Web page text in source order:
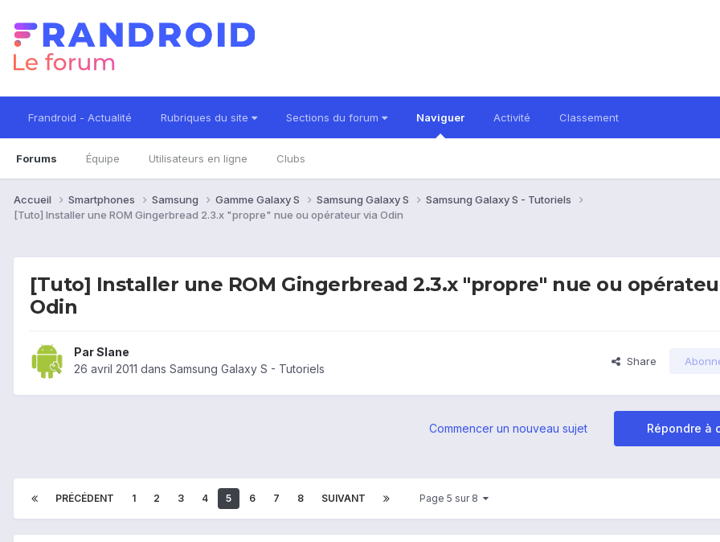
Frandroid - Actualité Rubriques du site Sections du forum Naviguer
Forums Équipe Utilisateurs en ligne Clubs
Activité Classement
Accueil Smartphones Samsung Gamme Galaxy S Samsung Galaxy S
Samsung Galaxy S - Tutoriels
[Tuto] Installer une ROM Gingerbread 2.3.x "propre" nue ou opérateur via Odin
[Tuto] Installer une ROM Gingerbread 2.3.x "propre" nue ou
Odin
ParSlane
26 avril 2011 dans Samsung Galaxy S - Tutoriels
Share
Répondre à
Commencer un nouveau sujet
PRÉCÉDENT 1 2 3 4 5 6 7 8 SUIVANT Page 5 sur 8